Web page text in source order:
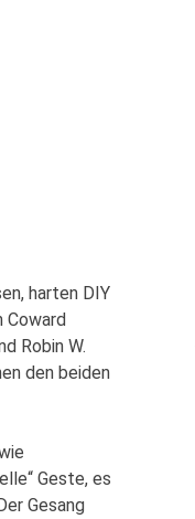
harten DIY
Coward
Robin W.
den beiden
Geste, es
Gesang